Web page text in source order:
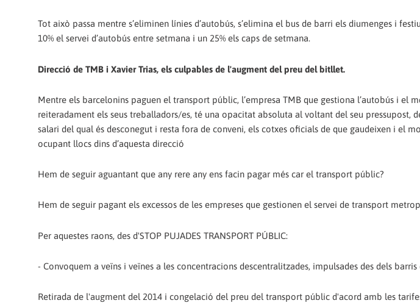
Tot això passa mentre s’eliminen línies d’autobús, s’elimina el bus de barri els diumenges i
10% el servei d’autobús entre setmana i un 25% els caps de setmana.
Direcció de TMB i Xavier Trias, els culpables de l'augment del preu del bitllet.
Mentre els barcelonins paguen el transport públic, l’empresa TMB que gestiona l’autobús i el
reiteradament els seus treballadors/es, té una opacitat absoluta al voltant del seu pressupost,
salari del qual és desconegut i resta fora de conveni, els cotxes oficials de que gaudeixen i el
ocupant llocs dins d’aquesta direcció
Hem de seguir aguantant que any rere any ens facin pagar més car el transport públic?
Hem de seguir pagant els excessos de les empreses que gestionen el servei de transport
Per aquestes raons, des d'STOP PUJADES TRANSPORT PÚBLIC:
- Convoquem a veïns i veïnes a les concentracions descentralitzades, impulsades des dels
Retirada de l'augment del 2014 i congelació del preu del transport públic d'acord amb les